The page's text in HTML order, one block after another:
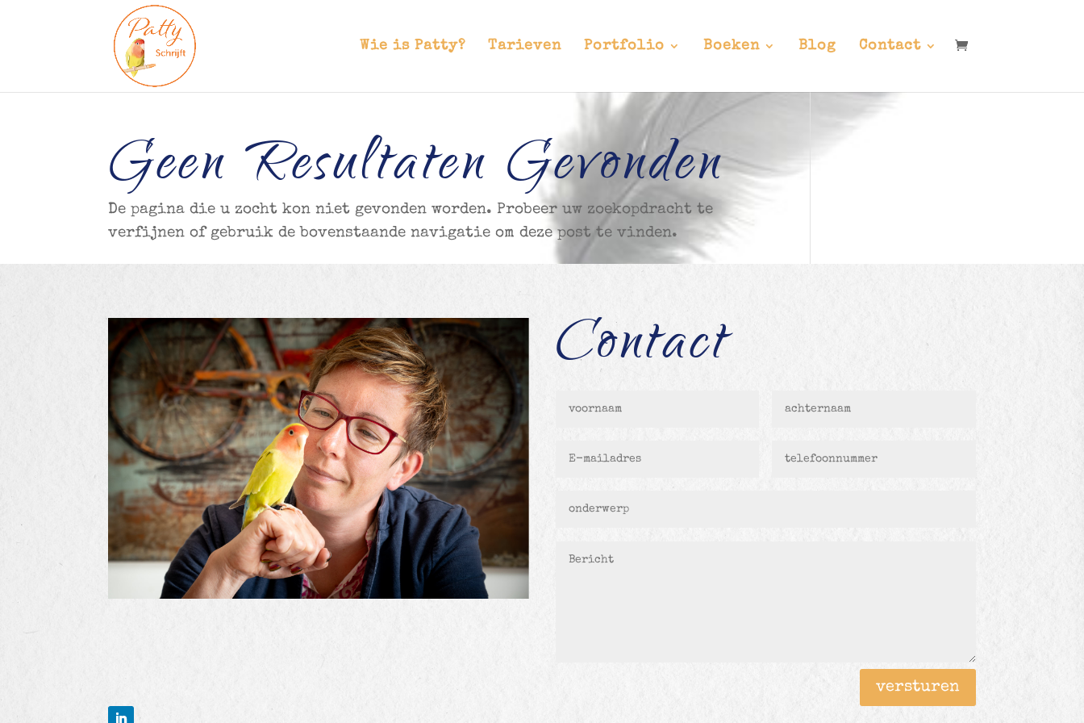
Wie is Patty? Tarieven Portfolio Boeken Blog Contact
Geen Resultaten Gevonden
De pagina die u zocht kon niet gevonden worden. Probeer uw zoekopdracht te
verfijnen of gebruik de bovenstaande navigatie om deze post te vinden.
Contact
versturen